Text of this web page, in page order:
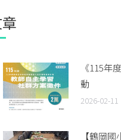
《115年
動
2026-02-11
【鶴岡